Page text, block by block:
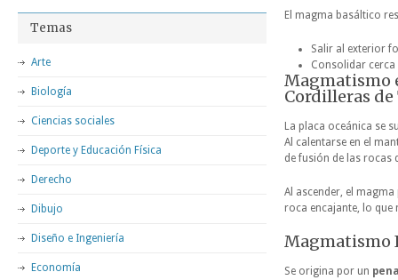
El magma basáltico
Salir al exterior
Consolidar
Magmatismo
Cordilleras
La placa oceánica se
Al calentarse en el
de fusión de las rocas
Al ascender, el
roca encajante, lo
Magmatismo
Se origina por un
Temas
Arte
Biología
Ciencias sociales
Deporte y Educación Física
Derecho
Dibujo
Diseño e Ingeniería
Economía